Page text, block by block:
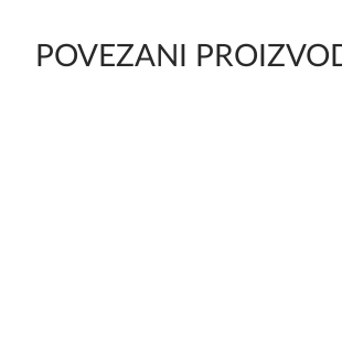
POVEZANI